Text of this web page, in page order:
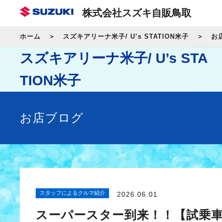
株式会社スズキ自販鳥取
ホーム スズキアリーナ米子/ U’s STATION米子 お
スズキアリーナ米子/ U’s STA
TION米子
お店ブログ
スタッフによるクルマ紹介 2026.06.01
スーパースター到来！！【試乗